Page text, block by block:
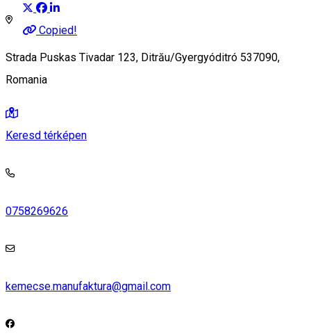
Copied!
Strada Puskas Tivadar 123, Ditrău/Gyergyóditró 537090,
Romania
Keresd térképen
0758269626
kemecse.manufaktura@gmail.com